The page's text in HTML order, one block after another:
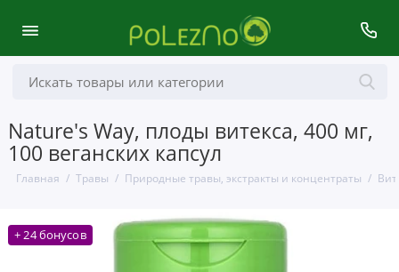
Nature's Way, плоды витекса, 400 мг,
100 веганских капсул
Главная Травы Природные травы, экстракты и концентраты
+ 24 бонусов